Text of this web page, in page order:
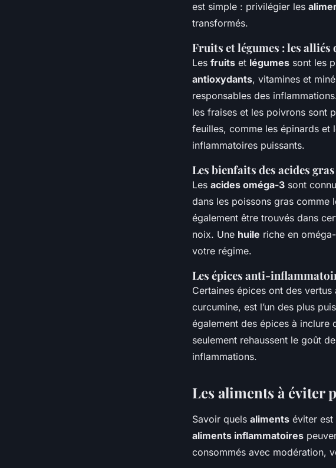
est simple : privilégier les
transformés.
Fruits et légumes : les alliés
Les fruits et légumes sont les
antioxydants, vitamines et
responsables des
les fraises et les poivrons sont
feuilles, comme les épinards et
inflammatoires puissants.
Les bienfaits des acides
Les acides oméga-3 sont
dans les poissons gras comme
également être trouvés dans
noix. Une huile riche en
votre régime.
Les épices anti-
Certaines épices ont des
curcumine, est l’un des plus
également des épices à inclure
seulement rehaussent le goût
inflammations.
Les aliments à
Savoir quels aliments éviter est
aliments inflammatoires
consommés avec modération,